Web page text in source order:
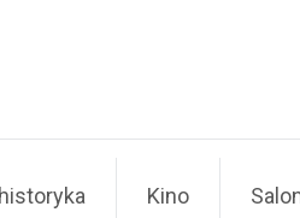
Kino